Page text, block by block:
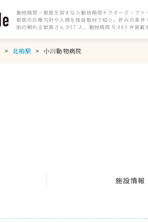
動物病院・獣医を探すなら動物病院ドクターズ・ファ
獣医の診療方針や人柄を独自取材で紹介。好みの条件
街の頼れる獣医さん 937 人、動物病院 9,443 件掲
北柏駅 小川動物病院
施設情報